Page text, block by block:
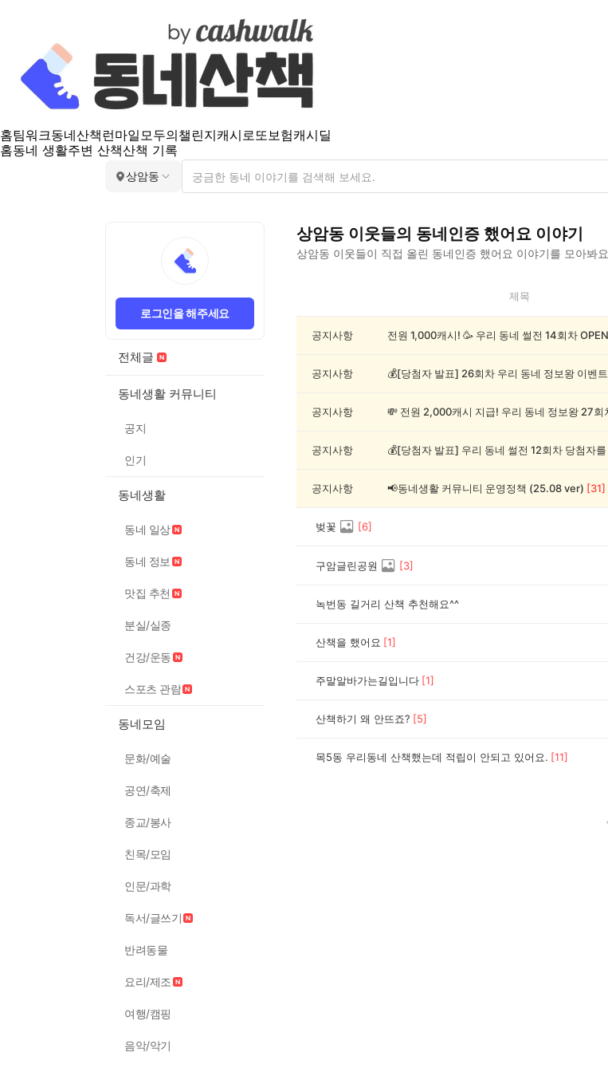
홈팀워크동네산책 런마일모두의챌린지캐시로또보험캐시딜
홈동네 생활주변 산책산책 기록
상암동
로그인을 해주세요
전체글
동네생활 커뮤니티
공지
인기
동네생활
동네 일상
동네 정보
맛집 추천
분실/실종
건강/운동
스포츠 관람
동네모임
문화/예술
공연/축제
종교/봉사
친목/모임
인문/과학
독서/글쓰기
반려동물
요리/제조
여행/캠핑
음악/악기
상암동 이웃들의 동네인증 했어요 이야기
상암동 이웃들이 직접 올린 동네인증 했어요 이야기를 모아봐요
동
제목
공지사항
공지사항
공지사항
공지사항
공지사항 📢동네생활 커뮤니티 운영정책 (25.08 ver) [31]
벚꽃 [6]
구암글린공원 [3]
녹번동 길거리 산책 추천해요^^
산책을 했어요 [1]
주말알바가는길입니다 [1]
산책하기 왜 안뜨죠? [5]
목5동 우리동네 산책했는데 적립이 안되고 있어요. [11]